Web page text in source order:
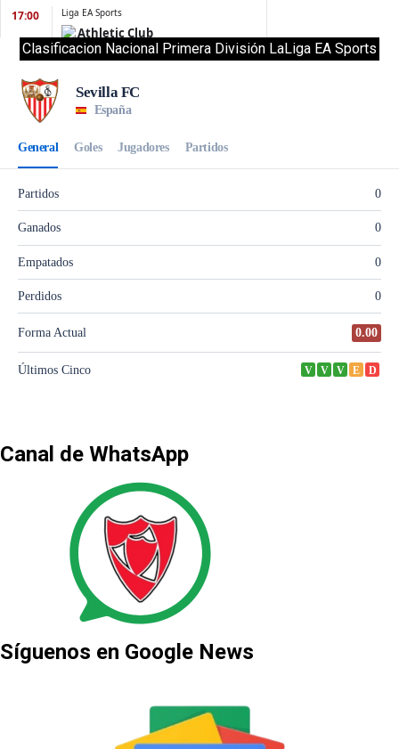
Clasificacion Nacional Primera División LaLiga EA Sports
Canal de WhatsApp
Síguenos en Google News